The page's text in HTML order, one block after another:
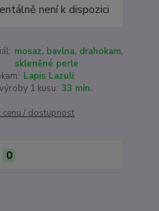
není k dispozici
mosaz, bavlna, drahokam,
skleněné perle
Lapis Lazuli
1 kusu: 33 min.
cenu / dostupnost
0